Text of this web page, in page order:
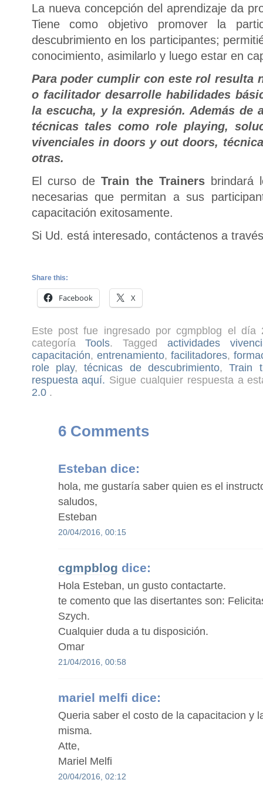
La nueva concepción del aprendizaje da
Tiene como objetivo promover la
descubrimiento en los participantes;
conocimiento, asimilarlo y luego estar en
Para poder cumplir con este rol resulta
o facilitador desarrolle habilidades
la escucha, y la expresión. Además de
técnicas tales como role playing,
vivenciales in doors y out doors,
otras.
El curso deTrain the Trainersbrindará
necesarias que permitan a sus
capacitación exitosamente.
Si Ud. está interesado, contáctenos a
Share this:
Facebook X
Este post fue ingresado por cgmpblog el
categoríaTools. Taggedactividades
capacitación, entrenamiento,facilitadores,
role play,técnicas de descubrimiento,Train
respuesta aquí. Sigue cualquier respuesta a
2.0.
6 Comments
Esteban dice:
hola, me gustaría saber quien es el
saludos,
Esteban
20/04/2016, 00:15
cgmpblog dice:
Hola Esteban, un gusto contactarte.
te comento que las disertantes son:
Szych.
Cualquier duda a tu disposición.
Omar
21/04/2016, 00:58
mariel melfi dice:
Queria saber el costo de la capacitacion y
misma.
Atte,
Mariel Melfi
20/04/2016, 02:12